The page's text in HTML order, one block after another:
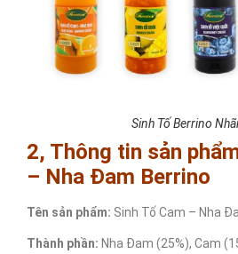
Sinh Tố Berrino
2, Thông tin sản
– Nha Đam Berrino
Tên sản phẩm: Sinh Tố Cam – Nha
Thành phần: Nha Đam (25%), Cam